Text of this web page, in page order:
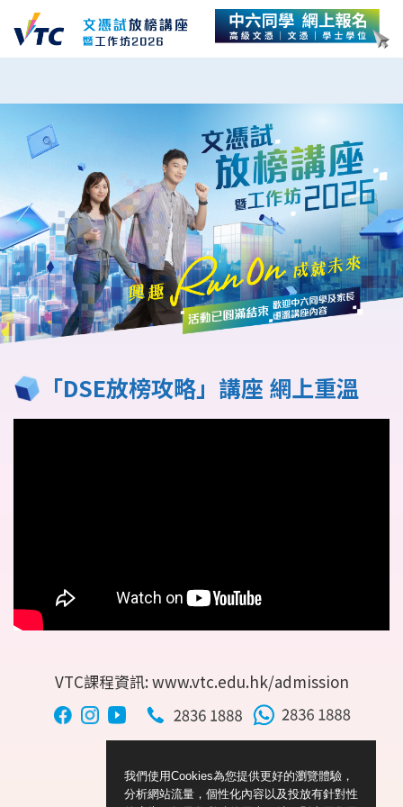
「DSE放榜攻略」講座 網上重溫
VTC課程資訊: www.vtc.edu.hk/admission
我們使用Cookies為您提供更好的瀏覽體驗，
分析網站流量，個性化內容以及投放有針對性